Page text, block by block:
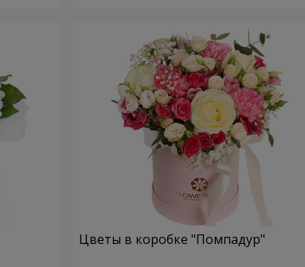
Цветы в коробке "Помпадур"